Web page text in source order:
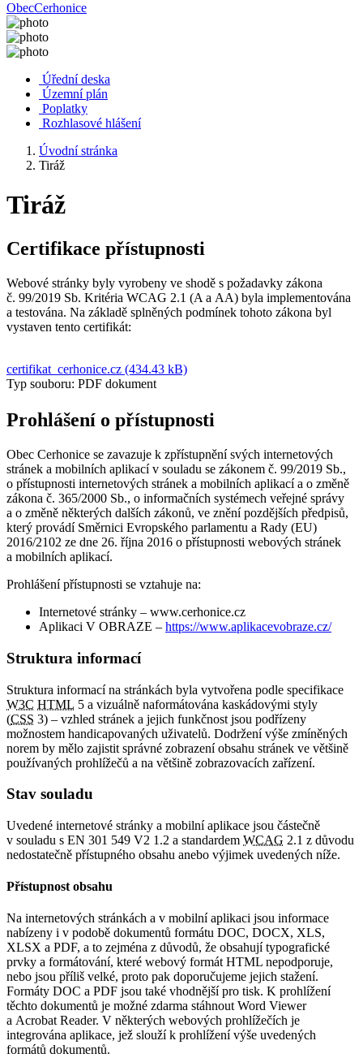
ObecCerhonice
Úřední deska
Územní plán
Poplatky
Rozhlasové hlášení
Úvodní stránka
Tiráž
Tiráž
Certifikace přístupnosti
Webové stránky byly vyrobeny ve shodě s požadavky zákona
č. 99/2019 Sb. Kritéria WCAG 2.1 (A a AA) byla implementována
a testována. Na základě splněných podmínek tohoto zákona byl
vystaven tento certifikát:
certifikat_cerhonice.cz (434.43 kB)
Typ souboru: PDF dokument
Prohlášení o přístupnosti
Obec Cerhonice se zavazuje k zpřístupnění svých internetových
stránek a mobilních aplikací v souladu se zákonem č. 99/2019 Sb.,
o přístupnosti internetových stránek a mobilních aplikací a o změně
zákona č. 365/2000 Sb., o informačních systémech veřejné správy
a o změně některých dalších zákonů, ve znění pozdějších předpisů,
který provádí Směrnici Evropského parlamentu a Rady (EU)
2016/2102 ze dne 26. října 2016 o přístupnosti webových stránek
a mobilních aplikací.
Prohlášení přístupnosti se vztahuje na:
Internetové stránky – www.cerhonice.cz
Aplikaci V OBRAZE – https://www.aplikacevobraze.cz/
Struktura informací
Struktura informací na stránkách byla vytvořena podle specifikace
W3C HTML 5 a vizuálně naformátována kaskádovými styly
(CSS 3) – vzhled stránek a jejich funkčnost jsou podřízeny
možnostem handicapovaných uživatelů. Dodržení výše zmíněných
norem by mělo zajistit správné zobrazení obsahu stránek ve většině
používaných prohlížečů a na většině zobrazovacích zařízení.
Stav souladu
Uvedené internetové stránky a mobilní aplikace jsou částečně
v souladu s EN 301 549 V2 1.2 a standardem WCAG 2.1 z důvodu
nedostatečně přístupného obsahu anebo výjimek uvedených níže.
Přístupnost obsahu
Na internetových stránkách a v mobilní aplikaci jsou informace
nabízeny i v podobě dokumentů formátu DOC, DOCX, XLS,
XLSX a PDF, a to zejména z důvodů, že obsahují typografické
prvky a formátování, které webový formát HTML nepodporuje,
nebo jsou příliš velké, proto pak doporučujeme jejich stažení.
Formáty DOC a PDF jsou také vhodnější pro tisk. K prohlížení
těchto dokumentů je možné zdarma stáhnout Word Viewer
a Acrobat Reader. V některých webových prohlížečích je
integrována aplikace, jež slouží k prohlížení výše uvedených
formátů dokumentů.